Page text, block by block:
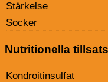
Stärkelse
Socker
Nutritionella
Kondroitinsulfat